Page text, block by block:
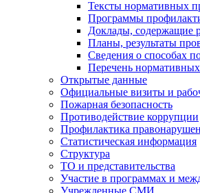
Тексты нормативных
Программы
Доклады, содержащие
Планы, результаты
Сведения о способах
Перечень
Открытые данные
Официальные визиты и
Пожарная безопасность
Противодействие коррупции
Профилактика
Статистическая информация
Структура
ТО и представительства
Участие в программах и
Учрежденные СМИ